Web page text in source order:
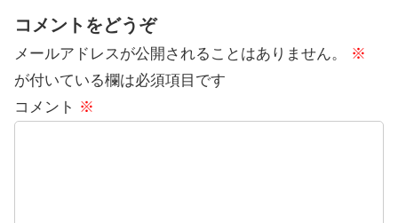
コメントをどうぞ
メールアドレスが公開されることはありません。
※
が付いている欄は必須項目です
コメント ※